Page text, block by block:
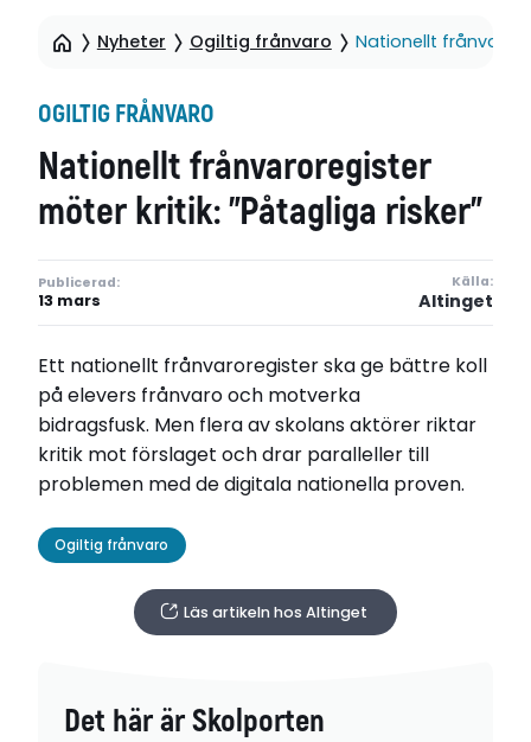
Nyheter Ogiltig frånvaro Nationellt
OGILTIG FRÅNVARO
Nationellt frånvaroregister
möter kritik: ”Påtagliga risker”
Publicerad:
13 mars
Källa:
Altinget
Ett nationellt frånvaroregister ska ge bättre koll
på elevers frånvaro och motverka
bidragsfusk. Men flera av skolans aktörer riktar
kritik mot förslaget och drar paralleller till
problemen med de digitala nationella proven.
Ogiltig frånvaro
Läs artikeln hos Altinget
Det här är Skolporten